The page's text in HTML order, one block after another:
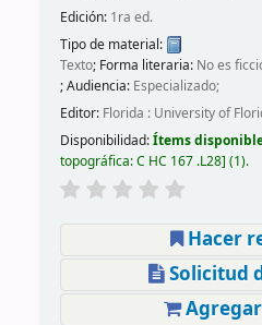
Edición: 1ra ed.
Tipo de material:
Texto; Forma literaria: No es
; Audiencia: Especializado;
Editor: Florida : University of
Disponibilidad:Ítems
topográfica:C HC 167 .L28 (1).
Hacer
Solicitud